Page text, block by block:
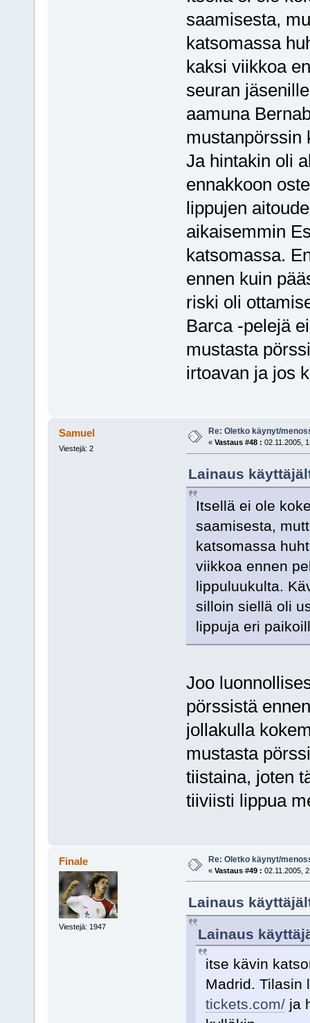
saamisesta,
katsomassa
kaksi viikkoa
seuran
aamuna
mustanpörssin
Ja hintakin oli
ennakkoon
lippujen
aikaisemmin
katsomassa.
ennen kuin
riski oli
Barca -pelejä
mustasta
irtoavan ja jos
Samuel
Viestejä: 2
Re: Oletko käynyt/
« Vastaus #48 : 02.11.2005,
Lainaus
Itsellä ei ole
saamisesta,
katsomassa
viikkoa ennen
lippuluukulta.
silloin siellä oli
lippuja eri
Joo
pörssistä
jollakulla
mustasta
tiistaina, joten
tiiviisti lippua
Finale
Viestejä: 1947
Re: Oletko käynyt/
« Vastaus #49 : 02.11.2005,
Lainaus
Lainaus
itse kävin
Madrid. Tilasin
tickets.com/ja